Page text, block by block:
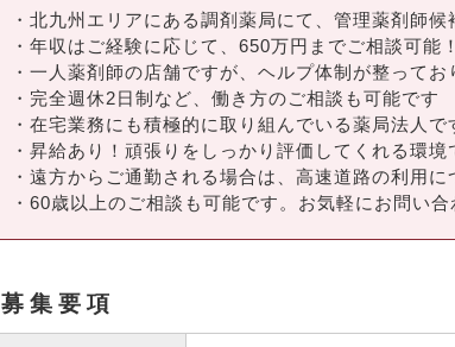
・北九州エリアにある調剤薬局にて、管理薬剤師候
・年収はご経験に応じて、650万円までご相談可能！
・一人薬剤師の店舗ですが、ヘルプ体制が整って
・完全週休2日制など、働き方のご相談も可能です
・在宅業務にも積極的に取り組んでいる薬局法人
・昇給あり！頑張りをしっかり評価してくれる環境
・遠方からご通勤される場合は、高速道路の利用に
・60歳以上のご相談も可能です。お気軽にお問い合
募集要項